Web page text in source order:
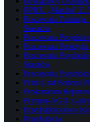
PPHU „Maxim” Z.
Pracownia Fantazja
Staszów
Pracownia
Pracownia
Pracownia
Staszów
Pracownia
Print Graf Bożena
Prokuratura
Prymus-AGD,
Przedsiębiorstwo
Przedszkola